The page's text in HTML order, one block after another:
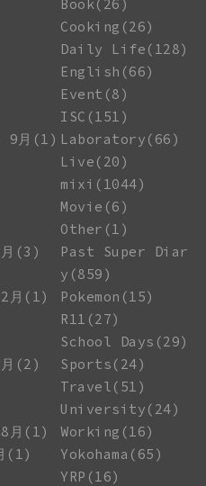
9月(1)
(3)
2月(1)
(2)
8月(1)
(1)
Book(26)
Cooking(26)
Daily Life(128)
English(66)
Event(8)
ISC(151)
Laboratory(66)
Live(20)
mixi(1044)
Movie(6)
Other(1)
Past Super Diar
y(859)
Pokemon(15)
R11(27)
School Days(29)
Sports(24)
Travel(51)
University(24)
Working(16)
Yokohama(65)
YRP(16)